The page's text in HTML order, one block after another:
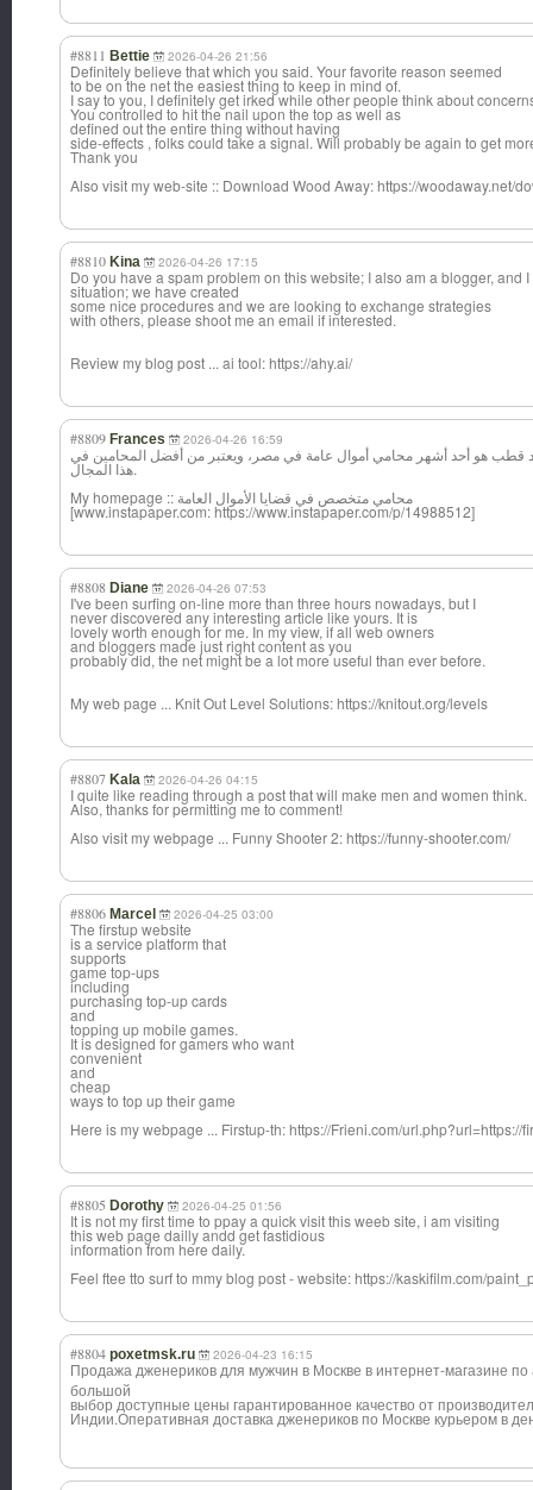
#8811 Bettie 2026-04-26 21:56
Definitely believe that which you said. Your favorite reason seemed
to be on the net the easiest thing to keep in mind of.
I say to you, I definitely get irked while other people think about
You controlled to hit the nail upon the top as well as
defined out the entire thing without having
side-effects , folks could take a signal. Will probably be again to get
Thank you
Also visit my web-site :: Download Wood Away: https://woodaway.net/
#8810 Kina 2026-04-26 17:15
Do you have a spam problem on this website; I also am a blogger, and
situation; we have created
some nice procedures and we are looking to exchange strategies
with others, please shoot me an email if interested.
Review my blog post ... ai tool: https://ahy.ai/
#8809 Frances 2026-04-26 16:59
قطب هو أحد أشهر محامي أموال عامة في مصر، ويعتبر من أفضل المحامين في
هذا المجال.
My homepage :: محامي متخصص في قضايا الأموال العامة
[www.instapaper.com: https://www.instapaper.com/p/14988512]
#8808 Diane 2026-04-26 07:53
I've been surfing on-line more than three hours nowadays, but I
never discovered any interesting article like yours. It is
lovely worth enough for me. In my view, if all web owners
and bloggers made just right content as you
probably did, the net might be a lot more useful than ever before.
My web page ... Knit Out Level Solutions: https://knitout.org/levels
#8807 Kala 2026-04-26 04:15
I quite like reading through a post that will make men and women think.
Also, thanks for permitting me to comment!
Also visit my webpage ... Funny Shooter 2: https://funny-shooter.com/
#8806 Marcel 2026-04-25 03:00
The firstup website
is a service platform that
supports
game top-ups
including
purchasing top-up cards
and
topping up mobile games.
It is designed for gamers who want
convenient
and
cheap
ways to top up their game
Here is my webpage ... Firstup-th: https://Frieni.com/url.php?url=https://
#8805 Dorothy 2026-04-25 01:56
It is not my first time to ppay a quick visit this weeb site, i am visiting
this web page dailly andd get fastidious
information from here daily.
Feel ftee tto surf to mmy blog post - website: https://kaskifilm.com/
#8804 poxetmsk.ru 2026-04-23 16:15
Продажа дженериков для мужчин в Москве в интернет-магазине по
большой
выбор доступные цены гарантированное качество от
Индии.Оперативная доставка дженериков по Москве курьером в